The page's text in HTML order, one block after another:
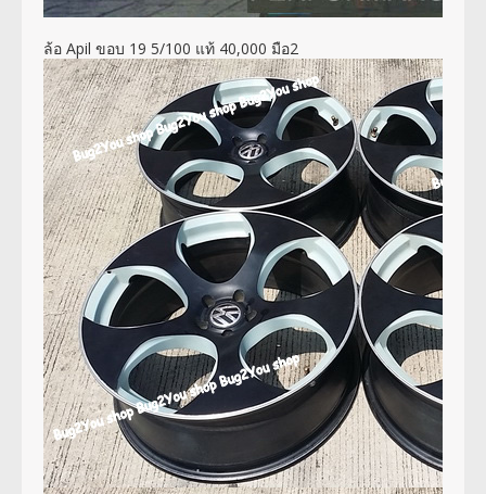
ล้อ Apil ขอบ 19 5/100 แท้ 40,000 มือ2